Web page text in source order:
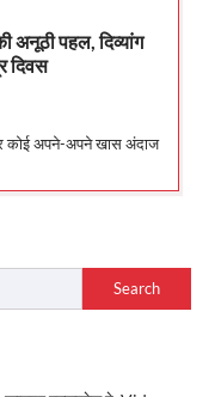
पहल, दिव्यांग
दिवस
कोई अपने-अपने खास अंदाज
Search